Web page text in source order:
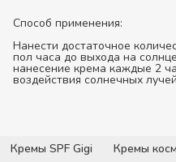
Способ применения:
Нанести достаточное
пол часа до выхода на
нанесение крема каждые 2
воздействия солнечных
Кремы SPF Gigi Кремы